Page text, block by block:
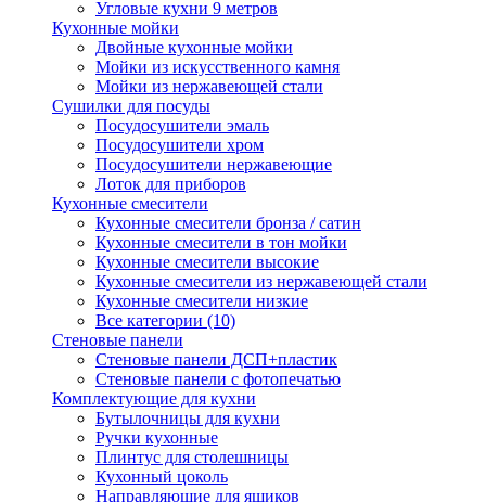
Угловые кухни 9 метров
Кухонные мойки
Двойные кухонные мойки
Мойки из искусственного камня
Мойки из нержавеющей стали
Сушилки для посуды
Посудосушители эмаль
Посудосушители хром
Посудосушители нержавеющие
Лоток для приборов
Кухонные смесители
Кухонные смесители бронза / сатин
Кухонные смесители в тон мойки
Кухонные смесители высокие
Кухонные смесители из нержавеющей стали
Кухонные смесители низкие
Все категории (10)
Стеновые панели
Стеновые панели ДСП+пластик
Стеновые панели с фотопечатью
Комплектующие для кухни
Бутылочницы для кухни
Ручки кухонные
Плинтус для столешницы
Кухонный цоколь
Направляющие для ящиков